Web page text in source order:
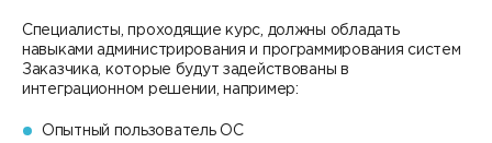
Специалисты, проходящие курс, должны обладать
навыками администрирования и программирования систем
Заказчика, которые будут задействованы в
интеграционном решении, например:
Опытный пользователь ОС